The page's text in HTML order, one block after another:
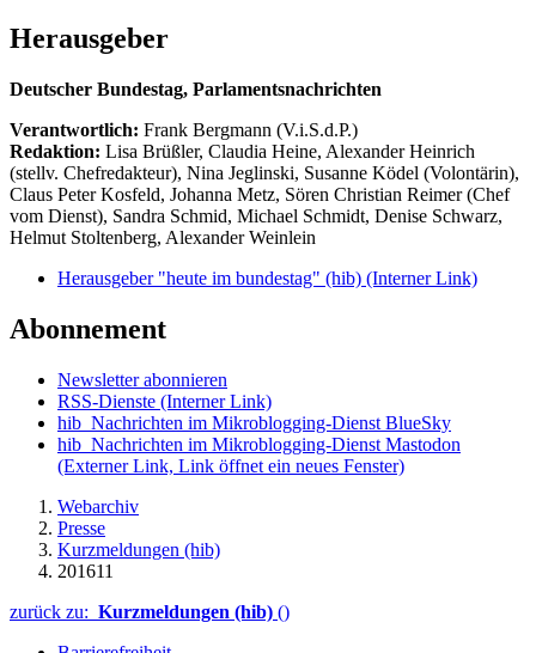
Herausgeber
Deutscher Bundestag, Parlamentsnachrichten
Verantwortlich: Frank Bergmann (V.i.S.d.P.)
Redaktion: Lisa Brüßler, Claudia Heine, Alexander Heinrich
(stellv. Chefredakteur), Nina Jeglinski, Susanne Ködel (Volontärin),
Claus Peter Kosfeld, Johanna Metz, Sören Christian Reimer (Chef
vom Dienst), Sandra Schmid, Michael Schmidt, Denise Schwarz,
Helmut Stoltenberg, Alexander Weinlein
Herausgeber "heute im bundestag" (hib) (Interner Link)
Abonnement
Newsletter abonnieren
RSS-Dienste (Interner Link)
hib_Nachrichten im Mikroblogging-Dienst BlueSky
hib_Nachrichten im Mikroblogging-Dienst Mastodon
(Externer Link, Link öffnet ein neues Fenster)
Webarchiv
Presse
Kurzmeldungen (hib)
201611
zurück zu: Kurzmeldungen (hib) ()